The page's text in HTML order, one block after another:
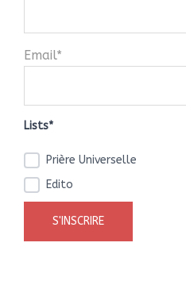
Email*
Lists*
Prière Universelle
Edito